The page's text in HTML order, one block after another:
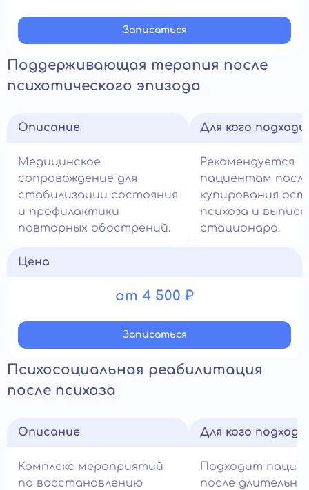
Записатьcя
Поддерживающая терапия после
психотического эпизода
Описание
Медицинское
сопровождение для
стабилизации состояния
и профилактики
повторных обострений.
Для кого
Рекомендуется
пациентам
купирования
психоза и
стационара.
Цена
от 4 500 ₽
Записатьcя
Психосоциальная реабилитация
после психоза
Описание
Комплекс мероприятий
по восстановлению
Для кого
Подходит
после